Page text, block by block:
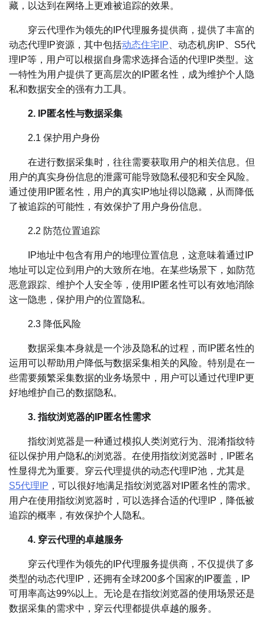
藏，以达到在网络上更难被追踪的效果。
穿云代理作为领先的IP代理服务提供商，提供了丰富的
动态代理IP资源，其中包括动态住宅IP 、动态机房IP、S5代
理IP等，用户可以根据自身需求选择合适的代理IP类型。这
一特性为用户提供了更高层次的IP匿名性，成为维护个人隐
私和数据安全的强有力工具。
2. IP匿名性与数据采集
2.1 保护用户身份
在进行数据采集时，往往需要获取用户的相关信息。但
用户的真实身份信息的泄露可能导致隐私侵犯和安全风险。
通过使用IP匿名性，用户的真实IP地址得以隐藏，从而降低
了被追踪的可能性，有效保护了用户身份信息。
2.2 防范位置追踪
IP地址中包含有用户的地理位置信息，这意味着通过IP
地址可以定位到用户的大致所在地。在某些场景下，如防范
恶意跟踪、维护个人安全等，使用IP匿名性可以有效地消除
这一隐患，保护用户的位置隐私。
2.3 降低风险
数据采集本身就是一个涉及隐私的过程，而IP匿名性的
运用可以帮助用户降低与数据采集相关的风险。特别是在一
些需要频繁采集数据的业务场景中，用户可以通过代理IP更
好地维护自己的数据隐私。
3. 指纹浏览器的IP匿名性需求
指纹浏览器是一种通过模拟人类浏览行为、混淆指纹特
征以保护用户隐私的浏览器。在使用指纹浏览器时，IP匿名
性显得尤为重要。穿云代理提供的动态代理IP池，尤其是
S5代理IP ，可以很好地满足指纹浏览器对IP匿名性的需求。
用户在使用指纹浏览器时，可以选择合适的代理IP，降低被
追踪的概率，有效保护个人隐私。
4. 穿云代理的卓越服务
穿云代理作为领先的IP代理服务提供商，不仅提供了多
类型的动态代理IP，还拥有全球200多个国家的IP覆盖，IP
可用率高达99%以上。无论是在指纹浏览器的使用场景还是
数据采集的需求中，穿云代理都提供卓越的服务。